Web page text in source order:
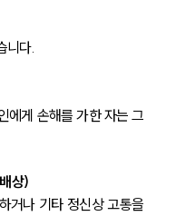
니다.
에게 손해를 가한 자는 그
상)
거나 기타 정신상 고통을